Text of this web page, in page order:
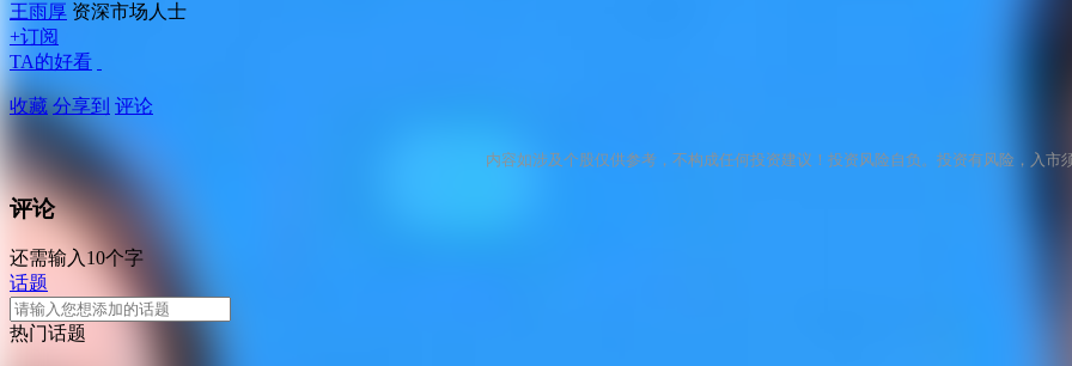
王雨厚 资深市场人士
+订阅
TA的好看
收藏 分享到 评论
内容如涉及个股仅供参考，不构成任何投资建议！投资风险自负。投资有风险，入市
评论
还需输入10个字
话题
热门话题